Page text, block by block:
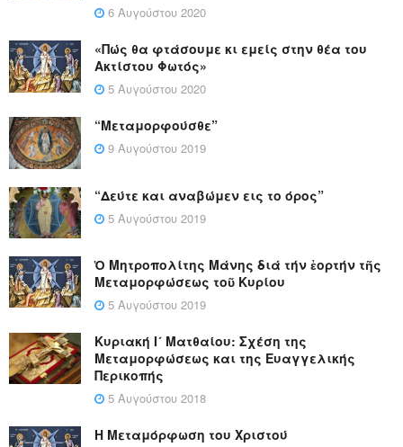
6 Αυγούστου 2020
«Πώς θα φτάσουμε κι εμείς στην θέα του
Ακτίστου Φωτός»
5 Αυγούστου 2020
“Μεταμορφούσθε”
9 Αυγούστου 2019
“Δεύτε και αναβώμεν εις το όρος”
5 Αυγούστου 2019
Ὁ Μητροπολίτης Μάνης διά τήν ἑορτήν τῆς
Μεταμορφώσεως τοῦ Κυρίου
5 Αυγούστου 2019
Κυριακή Ι´ Ματθαίου: Σχέση της
Μεταμορφώσεως και της Ευαγγελικής
Περικοπής
5 Αυγούστου 2018
Η Μεταμόρφωση του Χριστού